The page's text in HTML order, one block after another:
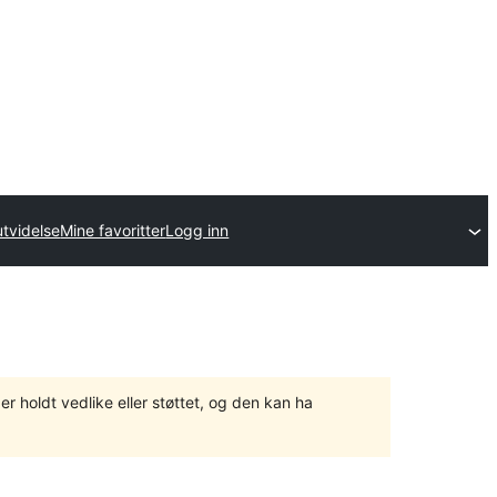
Mine favoritterLogg inn
holdt vedlike eller støttet, og den kan ha